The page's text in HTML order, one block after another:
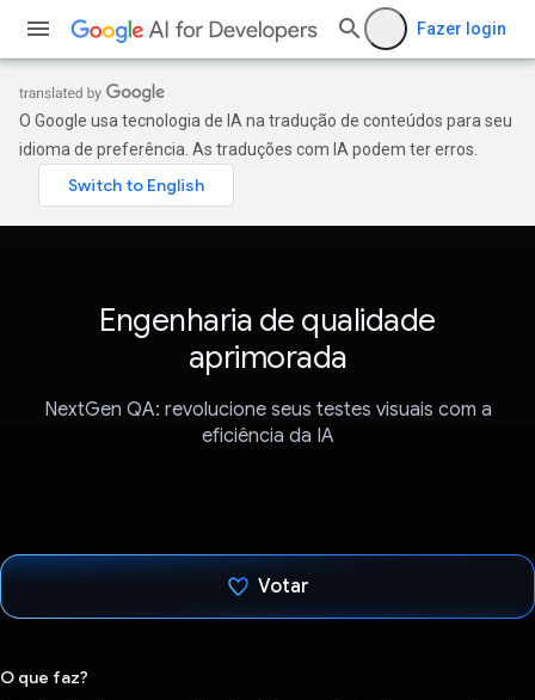
Fazer login
O Google usa tecnologia de IA na tradução de conteúdos para seu
idioma de preferência. As traduções com IA podem ter erros.
Engenharia de qualidade
aprimorada
NextGen QA: revolucione seus testes visuais com a
eficiência da IA
Votar
O que faz?